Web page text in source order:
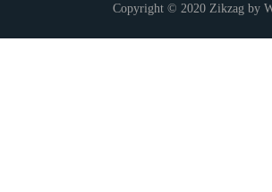
Copyright © 2020 Zikzag by